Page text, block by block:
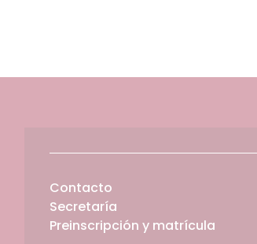
Contacto
Secretaría
Preinscripción y matrícula